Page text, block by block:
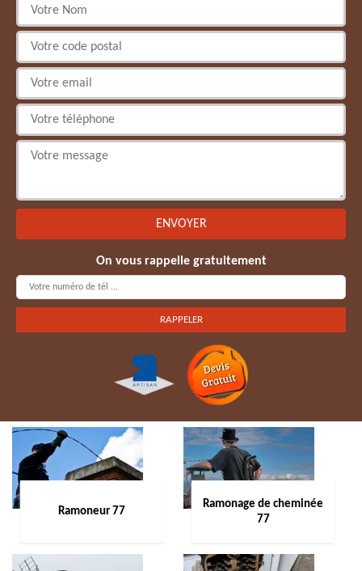
On vous rappelle gratuitement
Ramoneur 77
Ramonage de cheminée
77